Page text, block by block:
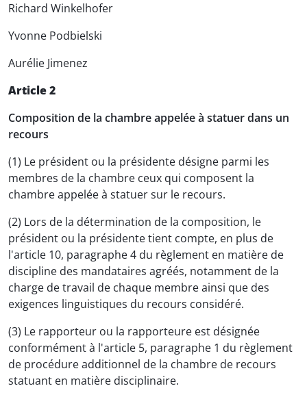
Richard Winkelhofer
Yvonne Podbielski
Aurélie Jimenez
Article 2
Composition de la chambre appelée à statuer dans un
recours
(1) Le président ou la présidente désigne parmi les
membres de la chambre ceux qui composent la
chambre appelée à statuer sur le recours.
(2) Lors de la détermination de la composition, le
président ou la présidente tient compte, en plus de
l'article 10, paragraphe 4 du règlement en matière de
discipline des mandataires agréés, notamment de la
charge de travail de chaque membre ainsi que des
exigences linguistiques du recours considéré.
(3) Le rapporteur ou la rapporteure est désignée
conformément à l'article 5, paragraphe 1 du règlement
de procédure additionnel de la chambre de recours
statuant en matière disciplinaire.